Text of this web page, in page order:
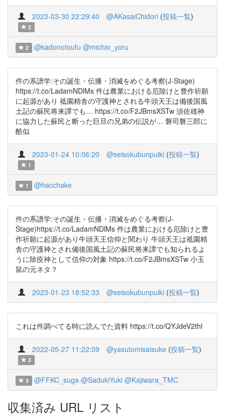
2023-03-30 22:29:40 @AKasaiChidori (投稿一覧)
2
2 @kadonotoufu @michio_yoru
件の系譜学:その誕生・伝播・消滅をめぐる考察(J-Stage)
https://t.co/LadamNDlMs 件は農業における厄除けと豊作祈願
に起源があり 祗園精舎の守護神とされる牛頭天王は備後国風
土記の蘇民将来譚でも… https://t.co/F2JBmsXSTw 須佐雄神
に協力した蘇民と断った巨旦の兄弟の伝説が… 磐司磐三郎に
酷似
2023-01-24 10:06:20 @seisokubunpuiki (投稿一覧)
1
1 @hacchake
件の系譜学:その誕生・伝播・消滅をめぐる考察(J-
Stage)https://t.co/LadamNDlMs 件は農業における厄除けと豊
作祈願に起源があり牛頭天王信仰と関わり 牛頭天王は祗園精
舎の守護神とされ備後国風土記の蘇民将来譚でも知られるよ
うに除疫神として信仰の対象 https://t.co/F2JBmsXSTw 小玉
鼠の元ネタ？
2023-01-23 18:52:33 @seisokubunpuiki (投稿一覧)
これは件調べてる時に読んでた資料 https://t.co/QYJdeV2thl
2022-05-27 11:22:09 @yasutomisaisuke (投稿一覧)
3
3 @FFKC_suga @SadukiYuki @Kajiwara_TMC
収集済み URL リスト